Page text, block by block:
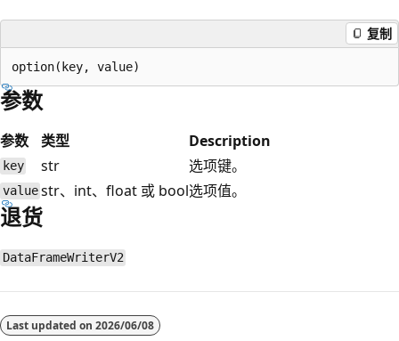
复制
参数
参数 类型 Description
key str 选项键。
value str、int、float 或 bool选项值。
退货
DataFrameWriterV2
模Last updated on 2026/06/08